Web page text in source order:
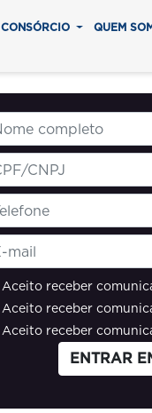
CONSÓRCIO QUEM
Aceito receber
Aceito receber
Aceito receber
ENTRAR